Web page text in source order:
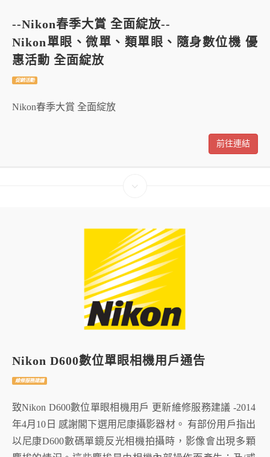
--Nikon春季大賞 全面綻放--
Nikon單眼、微單、類單眼、隨身數位機 優
惠活動 全面綻放
促銷活動
Nikon春季大賞 全面綻放
前往連結
Nikon D600數位單眼相機用戶通告
維修服務建議
致Nikon D600數位單眼相機用戶 更新維修服務建議 -2014
年4月10日 感謝閣下選用尼康攝影器材。 有部份用戶指出
以尼康D600數碼單鏡反光相機拍攝時，影像會出現多顆